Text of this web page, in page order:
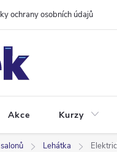
ochrany osobních údajů
Akce Kurzy
Lehátka